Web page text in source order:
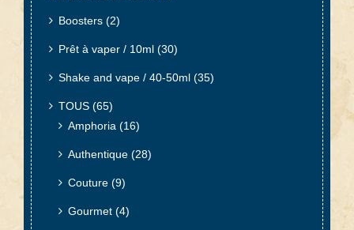
Boosters (2)
Prêt à vaper / 10ml (30)
Shake and vape / 40-50ml (35)
TOUS (65)
Amphoria (16)
Authentique (28)
Couture (9)
Gourmet (4)